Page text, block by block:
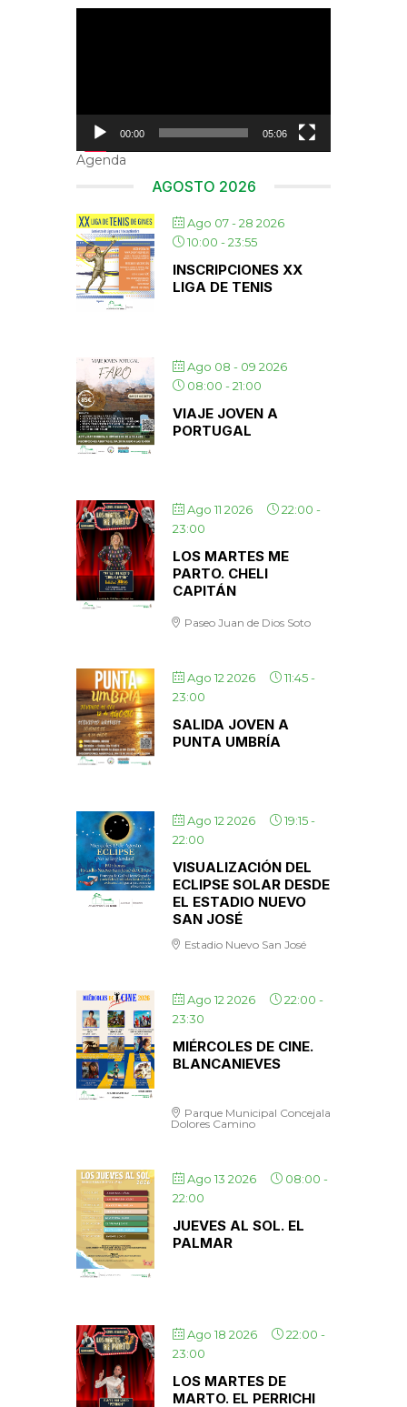
00:00 05:06
Agenda
AGOSTO 2026
Ago 07 - 28 2026
10:00 -23:55
INSCRIPCIONES XX
LIGA DE TENIS
Ago 08 - 09 2026
08:00 -21:00
VIAJE JOVEN A
PORTUGAL
Ago 11 2026 22:00 -
23:00
LOS MARTES ME
PARTO. CHELI
CAPITÁN
Paseo Juan de Dios Soto
Ago 12 2026 11:45-
23:00
SALIDA JOVEN A
PUNTA UMBRÍA
Ago 12 2026 19:15-
22:00
VISUALIZACIÓN DEL
ECLIPSE SOLAR DESDE
EL ESTADIO NUEVO
SAN JOSÉ
Estadio Nuevo San José
Ago 12 2026 22:00 -
23:30
MIÉRCOLES DE CINE.
BLANCANIEVES
Parque Municipal Concejala
Dolores Camino
Ago 13 2026 08:00 -
22:00
JUEVES AL SOL. EL
PALMAR
Ago 18 2026 22:00 -
23:00
LOS MARTES DE
MARTO. EL PERRICHI